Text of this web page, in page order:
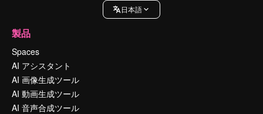
日本語
製品
Spaces
AI アシスタント
AI 画像生成ツール
AI 動画生成ツール
AI 音声合成ツール